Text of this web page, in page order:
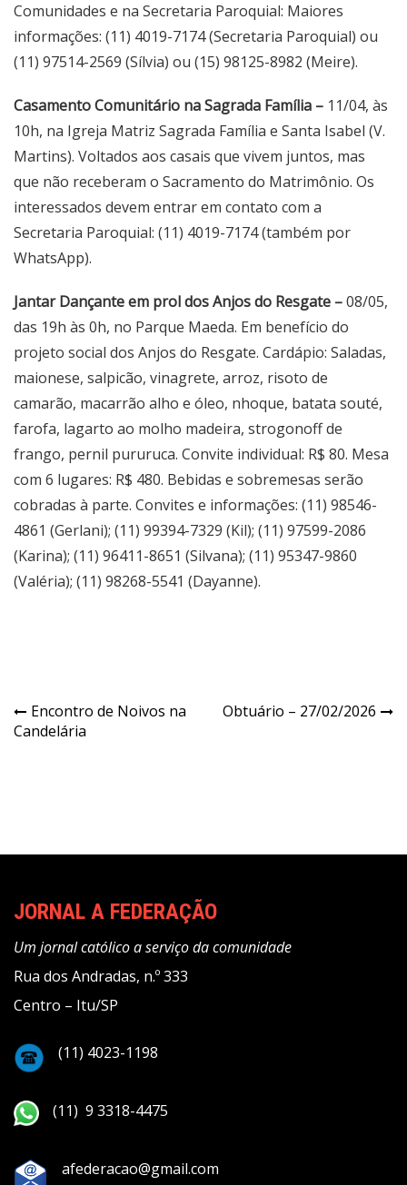
Comunidades e na Secretaria Paroquial: Maiores
informações: (11) 4019-7174 (Secretaria Paroquial) ou
(11) 97514-2569 (Sílvia) ou (15) 98125-8982 (Meire).
Casamento Comunitário na Sagrada Família – 11/04, às
10h, na Igreja Matriz Sagrada Família e Santa Isabel (V.
Martins). Voltados aos casais que vivem juntos, mas
que não receberam o Sacramento do Matrimônio. Os
interessados devem entrar em contato com a
Secretaria Paroquial: (11) 4019-7174 (também por
WhatsApp).
Jantar Dançante em prol dos Anjos do Resgate –08/05,
das 19h às 0h, no Parque Maeda. Em benefício do
projeto social dos Anjos do Resgate. Cardápio: Saladas,
maionese, salpicão, vinagrete, arroz, risoto de
camarão, macarrão alho e óleo, nhoque, batata souté,
farofa, lagarto ao molho madeira, strogonoff de
frango, pernil pururuca. Convite individual: R$ 80. Mesa
com 6 lugares: R$ 480. Bebidas e sobremesas serão
cobradas à parte. Convites e informações: (11) 98546-
4861 (Gerlani); (11) 99394-7329 (Kil); (11) 97599-2086
(Karina); (11) 96411-8651 (Silvana); (11) 95347-9860
(Valéria); (11) 98268-5541 (Dayanne).
Navegação
de
Encontro de Noivos na
Candelária
Obtuário – 27/02/2026
JORNAL A FEDERAÇÃO
Um jornal católico a serviço da comunidade
Rua dos Andradas, n.º 333
Centro – Itu/SP
(11) 4023-1198
(11) 9 3318-4475
afederacao@gmail.com